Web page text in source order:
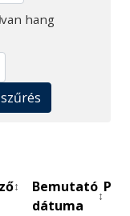
van hang
↕
Bemutató
dátuma
↕